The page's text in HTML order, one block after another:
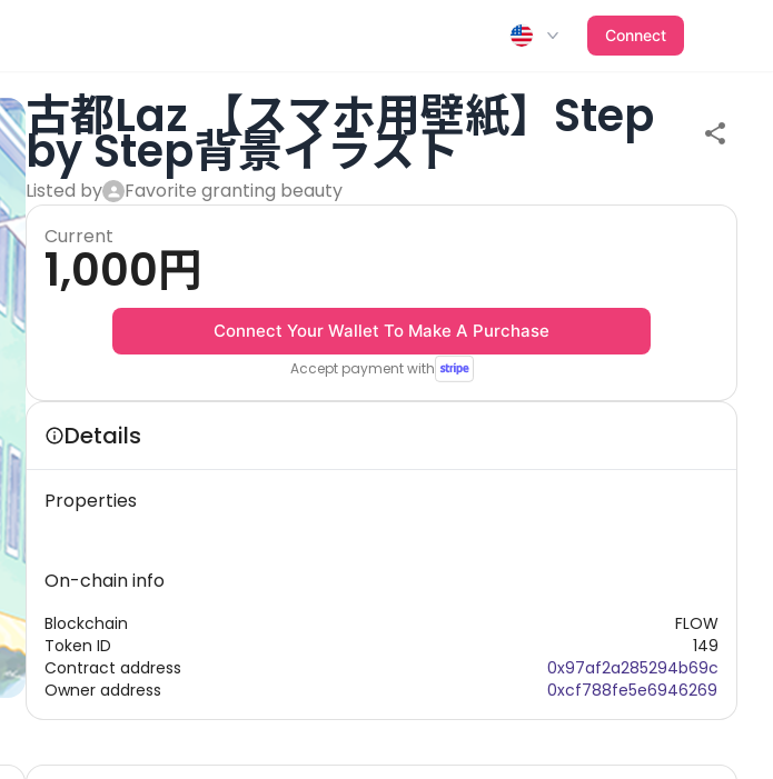
Connect
古都Laz 【スマホ用壁紙】Step
by Step背景イラスト
Listed by
Favorite granting beauty
Current
1,000円
Connect Your Wallet To Make A Purchase
Accept payment with
Details
Properties
On-chain info
Blockchain
Token ID
Contract address
Owner address
FLOW
149
0x97af2a285294b69c
0xcf788fe5e6946269